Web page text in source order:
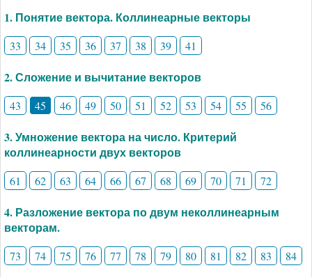
1. Понятие вектора. Коллинеарные векторы
33 34 35 36 37 38 39 41
2. Сложение и вычитание векторов
43 45 46 49 50 51 52 53 54 55 56
3. Умножение вектора на число. Критерий
коллинеарности двух векторов
61 62 63 64 66 67 68 69 70 71 72
4. Разложение вектора по двум неколлинеарным
векторам.
73 74 75 76 77 78 79 80 81 82 83 84